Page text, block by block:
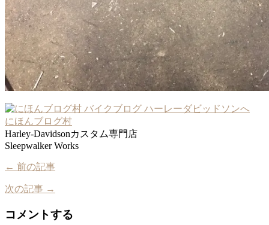
にほんブログ村
Harley-Davidsonカスタム専門店
Sleepwalker Works
← 前の記事
次の記事 →
コメントする